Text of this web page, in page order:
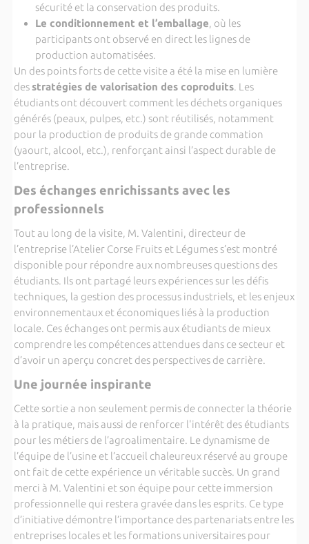
sécurité et la conservation des produits.
Le conditionnement et l’emballage, où les
participants ont observé en direct les lignes de
production automatisées.
Un des points forts de cette visite a été la mise en lumière
des stratégies de valorisation des coproduits. Les
étudiants ont découvert comment les déchets organiques
générés (peaux, pulpes, etc.) sont réutilisés, notamment
pour la production de produits de grande commation
(yaourt, alcool, etc.), renforçant ainsi l’aspect durable de
l’entreprise.
Des échanges enrichissants avec les
professionnels
Tout au long de la visite, M. Valentini, directeur de
l’entreprise l’Atelier Corse Fruits et Légumes s’est montré
disponible pour répondre aux nombreuses questions des
étudiants. Ils ont partagé leurs expériences sur les défis
techniques, la gestion des processus industriels, et les enjeux
environnementaux et économiques liés à la production
locale. Ces échanges ont permis aux étudiants de mieux
comprendre les compétences attendues dans ce secteur et
d’avoir un aperçu concret des perspectives de carrière.
Une journée inspirante
Cette sortie a non seulement permis de connecter la théorie
à la pratique, mais aussi de renforcer l'intérêt des étudiants
pour les métiers de l’agroalimentaire. Le dynamisme de
l’équipe de l’usine et l’accueil chaleureux réservé au groupe
ont fait de cette expérience un véritable succès. Un grand
merci à M. Valentini et son équipe pour cette immersion
professionnelle qui restera gravée dans les esprits. Ce type
d’initiative démontre l’importance des partenariats entre les
entreprises locales et les formations universitaires pour